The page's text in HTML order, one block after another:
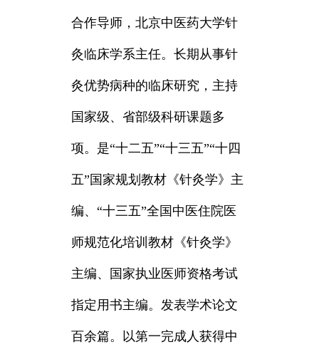
合作导师，北京中医药大学针
灸临床学系主任。长期从事针
灸优势病种的临床研究，主持
国家级、省部级科研课题多
项。是“十二五”“十三五”“十四
五”国家规划教材《针灸学》主
编、“十三五”全国中医住院医
师规范化培训教材《针灸学》
主编、国家执业医师资格考试
指定用书主编。发表学术论文
百余篇。以第一完成人获得中